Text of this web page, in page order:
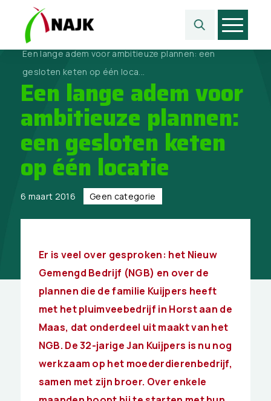
Home >
Een lange adem voor ambitieuze plannen: een
gesloten keten op één loca...
Een lange adem voor
ambitieuze plannen:
een gesloten keten
op één locatie
6 maart 2016 Geen categorie
Er is veel over gesproken: het Nieuw
Gemengd Bedrijf (NGB) en over de
plannen die de familie Kuijpers heeft
met het pluimveebedrijf in Horst aan de
Maas, dat onderdeel uit maakt van het
NGB. De 32-jarige Jan Kuijpers is nu nog
werkzaam op het moederdierenbedrijf,
samen met zijn broer. Over enkele